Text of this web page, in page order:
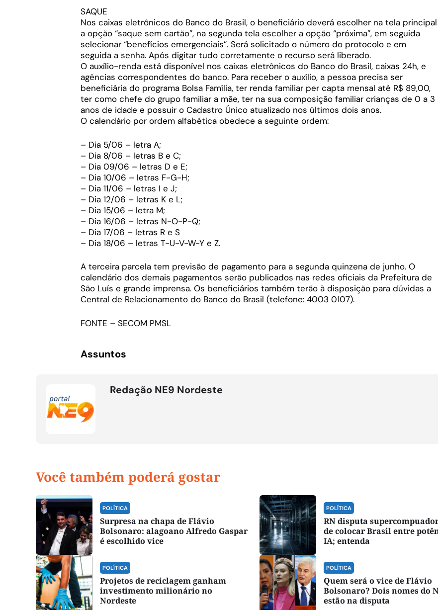
SAQUE
Nos caixas eletrônicos do Banco do Brasil, o beneficiário deverá escolher na tela principal
a opção “saque sem cartão”, na segunda tela escolher a opção “próxima”, em seguida
selecionar “benefícios emergenciais”. Será solicitado o número do protocolo e em
seguida a senha. Após digitar tudo corretamente o recurso será liberado.
O auxílio-renda está disponível nos caixas eletrônicos do Banco do Brasil, caixas 24h, e
agências correspondentes do banco. Para receber o auxílio, a pessoa precisa ser
beneficiária do programa Bolsa Família, ter renda familiar per capta mensal até R$ 89,00,
ter como chefe do grupo familiar a mãe, ter na sua composição familiar crianças de 0 a 3
anos de idade e possuir o Cadastro Único atualizado nos últimos dois anos.
O calendário por ordem alfabética obedece a seguinte ordem:
– Dia 5/06 – letra A;
– Dia 8/06 – letras B e C;
– Dia 09/06 – letras D e E;
– Dia 10/06 – letras F-G-H;
– Dia 11/06 – letras I e J;
– Dia 12/06 – letras K e L;
– Dia 15/06 – letra M;
– Dia 16/06 – letras N-O-P-Q;
– Dia 17/06 – letras R e S
– Dia 18/06 – letras T-U-V-W-Y e Z.
A terceira parcela tem previsão de pagamento para a segunda quinzena de junho. O
calendário dos demais pagamentos serão publicados nas redes oficiais da Prefeitura de
São Luís e grande imprensa. Os beneficiários também terão à disposição para dúvidas a
Central de Relacionamento do Banco do Brasil (telefone: 4003 0107).
FONTE – SECOM PMSL
Assuntos
Redação NE9 Nordeste
Você também poderá gostar
POLÍTICA
Surpresa na chapa de Flávio
Bolsonaro: alagoano Alfredo Gaspar
é escolhido vice
POLÍTICA
RN disputa
de colocar Brasil entre
IA; entenda
POLÍTICA
Projetos de reciclagem ganham
investimento milionário no
Nordeste
POLÍTICA
Quem será o vice de Flávio
Bolsonaro? Dois nomes do
estão na disputa